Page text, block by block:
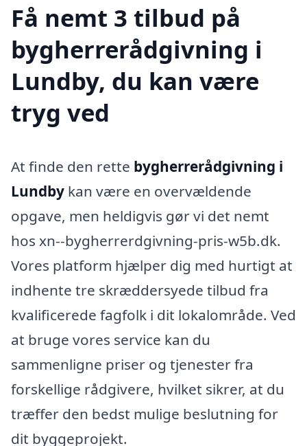
Få nemt 3 tilbud på
bygherrerådgivning i
Lundby, du kan være
tryg ved
At finde den rette bygherrerådgivning i
Lundby kan være en overvældende
opgave, men heldigvis gør vi det nemt
hos xn--bygherrerdgivning-pris-w5b.dk.
Vores platform hjælper dig med hurtigt at
indhente tre skræddersyede tilbud fra
kvalificerede fagfolk i dit lokalområde. Ved
at bruge vores service kan du
sammenligne priser og tjenester fra
forskellige rådgivere, hvilket sikrer, at du
træffer den bedst mulige beslutning for
dit byggeprojekt.